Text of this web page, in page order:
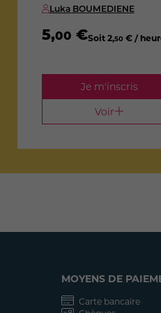
Luka BOUMEDIENE
5,00 €Soit2,50 € /
Je m'inscris
Voir
MOYENS DE
Carte bancaire